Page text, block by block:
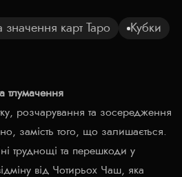
значення карт Таро Кубки
тлумачення
розчарування та зосередження
замість того, що залишається.
труднощі та перешкоди у
від Чотирьох Чаш, яка